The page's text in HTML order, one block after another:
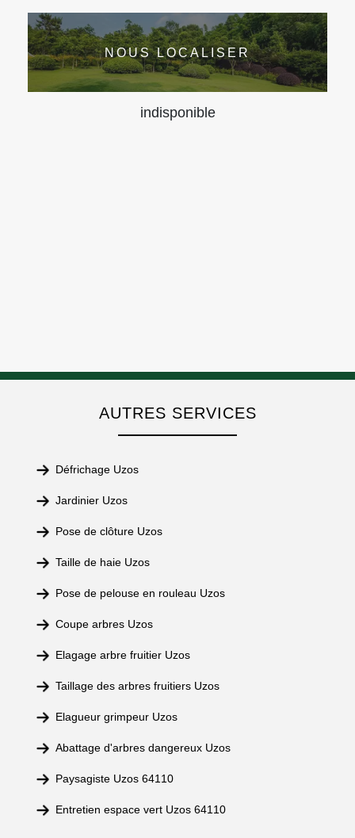
NOUS LOCALISER
indisponible
AUTRES SERVICES
Défrichage Uzos
Jardinier Uzos
Pose de clôture Uzos
Taille de haie Uzos
Pose de pelouse en rouleau Uzos
Coupe arbres Uzos
Elagage arbre fruitier Uzos
Taillage des arbres fruitiers Uzos
Elagueur grimpeur Uzos
Abattage d'arbres dangereux Uzos
Paysagiste Uzos 64110
Entretien espace vert Uzos 64110